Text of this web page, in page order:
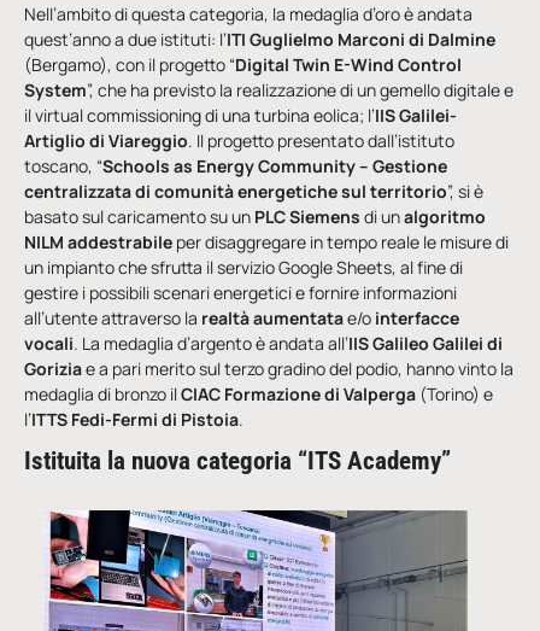
Nell’ambito di questa categoria, la medaglia d’oro è andata
quest’anno a due istituti: l’ITI Guglielmo Marconi di Dalmine
(Bergamo), con il progetto “Digital Twin E-Wind Control
System”, che ha previsto la realizzazione di un gemello digitale e
il virtual commissioning di una turbina eolica; l’IIS Galilei-
Artiglio di Viareggio. Il progetto presentato dall’istituto
toscano, “Schools as Energy Community – Gestione
centralizzata di comunità energetiche sul territorio”, si è
basato sul caricamento su un PLC Siemens di unalgoritmo
NILM addestrabile per disaggregare in tempo reale le misure di
un impianto che sfrutta il servizio Google Sheets, al fine di
gestire i possibili scenari energetici e fornire informazioni
all’utente attraverso la realtà aumentatae/o interfacce
vocali. La medaglia d’argento è andata all’IIS Galileo Galilei di
Goriziae a pari merito sul terzo gradino del podio, hanno vinto la
medaglia di bronzo ilCIAC Formazione di Valperga (Torino) e
l’ITTS Fedi-Fermi di Pistoia.
Istituita la nuova categoria “ITS Academy”